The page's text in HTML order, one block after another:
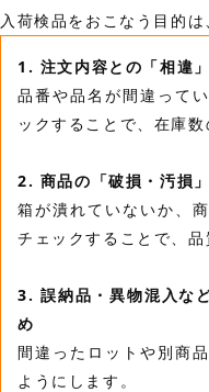
入荷検品をおこなう目的は
1. 注文内容との「相違
品番や品名が間違って
ックすることで、在庫
2. 商品の「破損・汚損
箱が潰れていないか、
チェックすることで、品
3. 誤納品・異物混入な
め
間違ったロットや別商
ようにします。